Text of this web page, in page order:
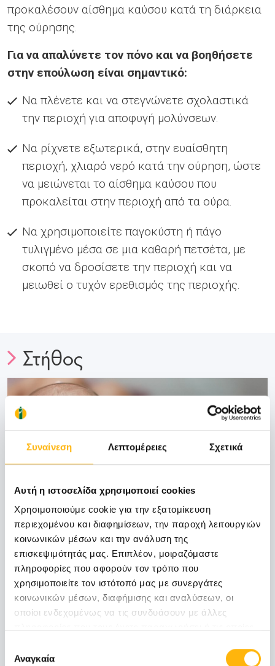
Συναίνεση Λεπτομέρειες Σχετικά
Αυτή η ιστοσελίδα χρησιμοποιεί cookies
Χρησιμοποιούμε cookie για την εξατομίκευση
περιεχομένου και διαφημίσεων, την παροχή λειτουργιών
κοινωνικών μέσων και την ανάλυση της
επισκεψιμότητάς μας. Επιπλέον, μοιραζόμαστε
πληροφορίες που αφορούν τον τρόπο που
χρησιμοποιείτε τον ιστότοπό μας με συνεργάτες
κοινωνικών μέσων, διαφήμισης και αναλύσεων, οι
οποίοι ενδεχομένως να τις συνδυάσουν με άλλες
των υπηρεσιών τους.
συγκατάθεσης
Αναγκαία
προκαλέσουν αίσθημα καύσου κατά τη διάρκεια
της ούρησης.
Για να απαλύνετε τον πόνο και να βοηθήσετε
στην επούλωση είναι σημαντικό:
Να πλένετε και να στεγνώνετε σχολαστικά
την περιοχή για αποφυγή μολύνσεων.
Να ρίχνετε εξωτερικά, στην ευαίσθητη
περιοχή, χλιαρό νερό κατά την ούρηση, ώστε
να μειώνεται το αίσθημα καύσου που
προκαλείται στην περιοχή από τα ούρα.
Να χρησιμοποιείτε παγοκύστη ή πάγο
τυλιγμένο μέσα σε μια καθαρή πετσέτα, με
σκοπό να δροσίσετε την περιοχή και να
μειωθεί ο τυχόν ερεθισμός της περιοχής.
Στήθος
Κατά το 3ο-4ο 24ωρο μετά τον τοκετό, οι